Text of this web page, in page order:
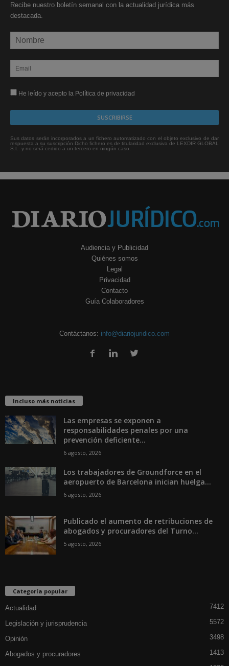
Recibe nuestro boletín semanal con la actualidad jurídica más
destacada.
He leído y acepto la Política de privacidad
Sus datos serán incorporados a un fichero automatizado con el objeto exclusivo de dar
respuesta a su suscripción Dicho fichero es de titularidad exclusiva de LEXDIR GLOBAL
S.L. y no será cedido a un tercero en ningún caso.
Audiencia y Publicidad
Quiénes somos
Legal
Privacidad
Contacto
Guía Colaboradores
Contáctanos: info@diariojuridico.com
Incluso más noticias
Las empresas se exponen a
responsabilidades penales por una
prevención deficiente...
6 agosto, 2026
Los trabajadores de Groundforce en el
aeropuerto de Barcelona inician huelga...
6 agosto, 2026
Publicado el aumento de retribuciones de
abogados y procuradores del Turno...
5 agosto, 2026
Categoría popular
Actualidad 7412
Legislación y jurisprudencia 5572
Opinión 3498
Abogados y procuradores 1413